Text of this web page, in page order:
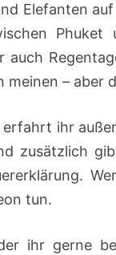
Elefanten
auch
– aber
ihr
zusätzlich
tun.
ihr gerne